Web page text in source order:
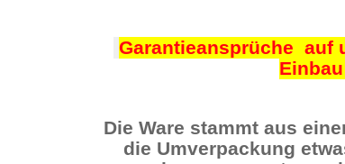
Garantieansprüche auf
Die Ware stammt aus
die Umverpackung